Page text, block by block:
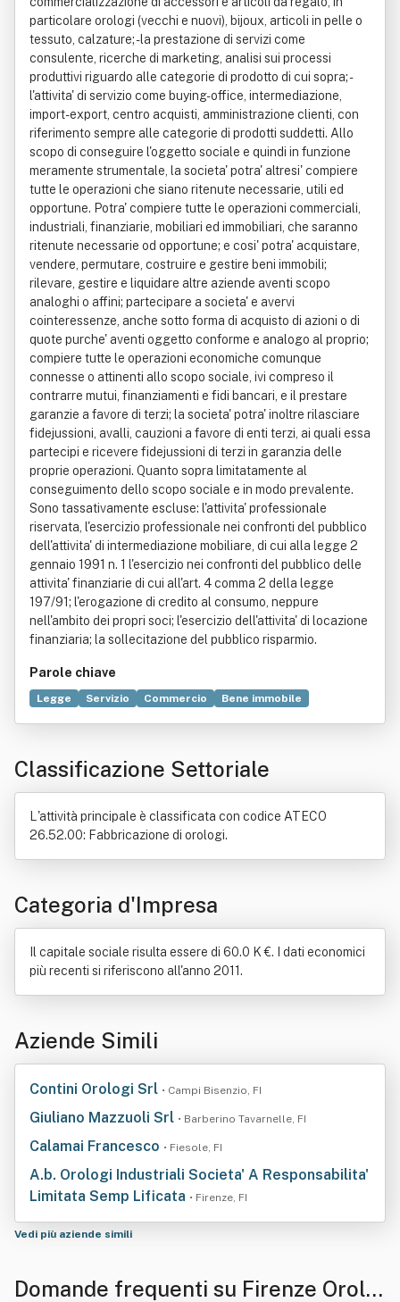
particolare orologi (vecchi e nuovi), bijoux, articoli in pelle o
tessuto, calzature; - la prestazione di servizi come
consulente, ricerche di marketing, analisi sui processi
produttivi riguardo alle categorie di prodotto di cui sopra; -
l'attivita' di servizio come buying-office, intermediazione,
import-export, centro acquisti, amministrazione clienti, con
riferimento sempre alle categorie di prodotti suddetti. Allo
scopo di conseguire l'oggetto sociale e quindi in funzione
meramente strumentale, la societa' potra' altresi' compiere
tutte le operazioni che siano ritenute necessarie, utili ed
opportune. Potra' compiere tutte le operazioni commerciali,
industriali, finanziarie, mobiliari ed immobiliari, che saranno
ritenute necessarie od opportune; e cosi' potra' acquistare,
vendere, permutare, costruire e gestire beni immobili;
rilevare, gestire e liquidare altre aziende aventi scopo
analoghi o affini; partecipare a societa' e avervi
cointeressenze, anche sotto forma di acquisto di azioni o di
quote purche' aventi oggetto conforme e analogo al proprio;
compiere tutte le operazioni economiche comunque
connesse o attinenti allo scopo sociale, ivi compreso il
contrarre mutui, finanziamenti e fidi bancari, e il prestare
garanzie a favore di terzi; la societa' potra' inoltre rilasciare
fidejussioni, avalli, cauzioni a favore di enti terzi, ai quali essa
partecipi e ricevere fidejussioni di terzi in garanzia delle
proprie operazioni. Quanto sopra limitatamente al
conseguimento dello scopo sociale e in modo prevalente.
Sono tassativamente escluse: l'attivita' professionale
riservata, l'esercizio professionale nei confronti del pubblico
dell'attivita' di intermediazione mobiliare, di cui alla legge 2
gennaio 1991 n. 1 l'esercizio nei confronti del pubblico delle
attivita' finanziarie di cui all'art. 4 comma 2 della legge
197/91; l'erogazione di credito al consumo, neppure
nell'ambito dei propri soci; l'esercizio dell'attivita' di locazione
finanziaria; la sollecitazione del pubblico risparmio.
Parole chiave
Legge Servizio Commercio
Bene immobile
Classificazione Settoriale
L'attività principale è classificata con codice ATECO
26.52.00: Fabbricazione di orologi.
Categoria d'Impresa
Il capitale sociale risulta essere di 60.0 K €. I dati economici
più recenti si riferiscono all'anno 2011.
Aziende Simili
Contini Orologi Srl • Campi Bisenzio, FI
Giuliano Mazzuoli Srl • Barberino Tavarnelle, FI
Calamai Francesco • Fiesole, FI
A.b. Orologi Industriali Societa' A Responsabilita'
Limitata Semp Lificata • Firenze, FI
Vedi più aziende simili
Domande frequenti su Firenze Orolo